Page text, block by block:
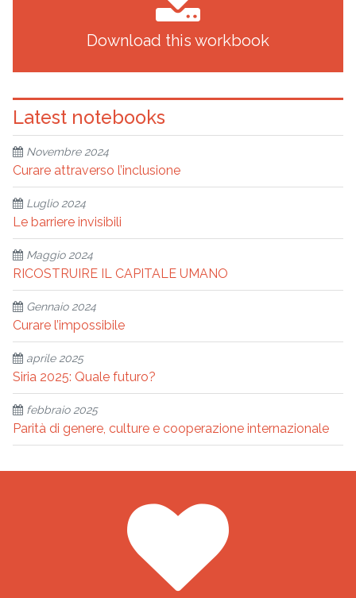
Download this workbook
Latest notebooks
Novembre 2024
Curare attraverso l’inclusione
Luglio 2024
Le barriere invisibili
Maggio 2024
RICOSTRUIRE IL CAPITALE UMANO
Gennaio 2024
Curare l’impossibile
aprile 2025
Siria 2025: Quale futuro?
febbraio 2025
Parità di genere, culture e cooperazione internazionale